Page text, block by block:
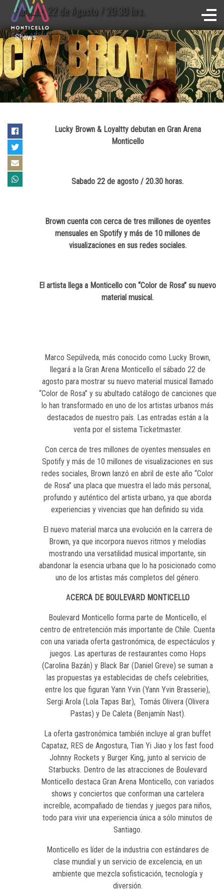
Sábado, 22 de Agosto / 20:30 hrs.
Shows
Lucky Brown & Loyaltty debutan en Gran Arena
Monticello
Sabado 22 de agosto / 20.30 horas.
Brown cuenta con cerca de tres millones de oyentes
mensuales en Spotify y más de 10 millones de
visualizaciones en sus redes sociales.
El artista llega a Monticello con “Color de Rosa” su nuevo
material musical.
Marco Sepúlveda, más conocido como Lucky Brown,
llegará a la Gran Arena Monticello el sábado 22 de
agosto para mostrar su nuevo material musical llamado
“Color de Rosa” y su abultado catálogo de canciones que
lo han transformado en uno de los artistas urbanos más
destacados de nuestro país. Las entradas están a la
venta por el sistema Ticketmaster.
Con cerca de tres millones de oyentes mensuales en
Spotify y más de 10 millones de visualizaciones en sus
redes sociales, Brown lanzó en abril de este año “Color
de Rosa” una placa que muestra el lado más personal,
profundo y auténtico del artista urbano, ya que aborda
experiencias y vivencias que han definido su vida.
El nuevo material marca una evolución en la carrera de
Brown, ya que incorpora nuevos ritmos y melodías
mostrando una versatilidad musical importante, sin
abandonar la esencia urbana que lo ha posicionado como
uno de los artistas más completos del género.
ACERCA DE BOULEVARD MONTICELLO
Boulevard Monticello forma parte de Monticello, el
centro de entretención más importante de Chile. Cuenta
con una variada oferta gastronómica, de espectáculos y
juegos. Las aperturas de restaurantes como Hops
(Carolina Bazán) y Black Bar (Daniel Greve) se suman a
las propuestas ya establecidas de chefs celebrities,
entre los que figuran Yann Yvin (Yann Yvin Brasserie),
Sergi Arola (Lola Tapas Bar), Tomás Olivera (Olivera
Pastas) y De Caleta (Benjamín Nast).
La oferta gastronómica también incluye al gran buffet
Capataz, RES de Angostura, Tian Yi Jiao y los fast food
Johnny Rockets y Burger King, junto al servicio de
Starbucks. Dentro de las atracciones de Boulevard
Monticello destaca Gran Arena Monticello, con variados
shows y conciertos que conforman una cartelera
increíble, acompañado de tiendas y juegos para niños,
todo para vivir una experiencia única a sólo minutos de
Santiago.
Monticello es líder de la industria con estándares de
clase mundial y un servicio de excelencia, en un
ambiente que mezcla sofisticación, tecnología y
diversión.